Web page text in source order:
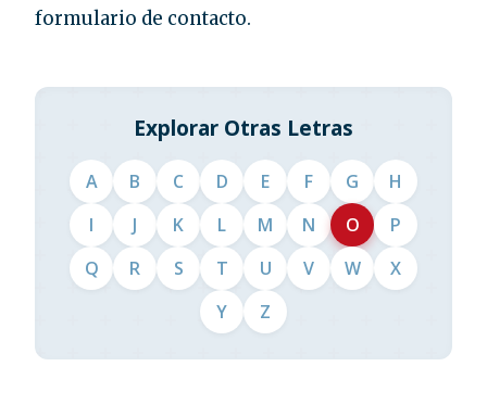
formulario de contacto.
Explorar Otras Letras
A B C D E F G
H
I
J K L M N O
P
Q
R S T U V W
X
Y
Z